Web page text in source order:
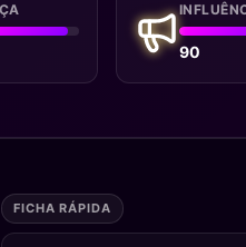
90
FICHA RÁPIDA